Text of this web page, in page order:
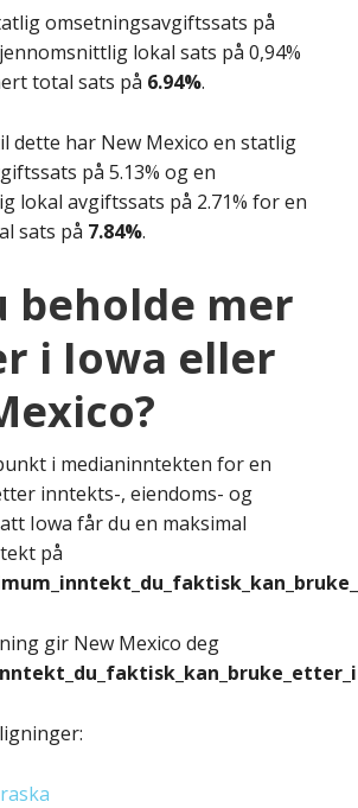
omsetningsavgiftssats på
lokal sats på 0,94%
total sats på 6.94%.
dette har New Mexico en statlig
på 5.13% og en
lokal avgiftssats på 2.71% for en
sats på 7.84%.
beholde mer
i Iowa eller
i medianinntekten for en
inntekts-, eiendoms- og
Iowa får du en maksimal
på
gir New Mexico deg